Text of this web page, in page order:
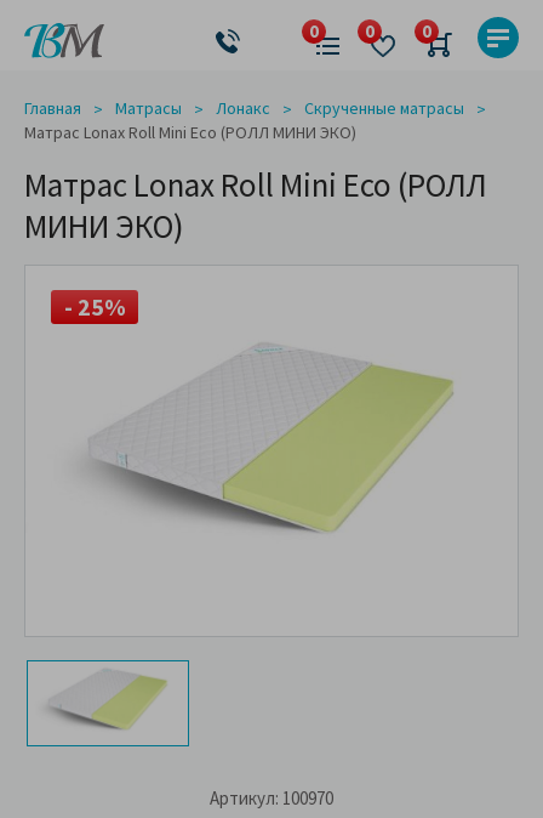
Главная Матрасы Лонакс
Скрученные матрасы
Матрас Lonax Roll Mini Eco (РОЛЛ МИНИ ЭКО)
Матрас Lonax Roll Mini Eco (РОЛЛ
МИНИ ЭКО)
- 25%
Артикул: 100970